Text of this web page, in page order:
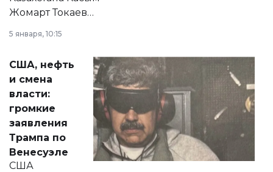
Жомарт Токаев
сразу несколько
актуальных тем —
от слухов о
политических
реформах до
вопросов армии,
экономики и
личного здоровья.
5 января, 10:15
США, нефть
и смена
власти:
громкие
заявления
Трампа по
Венесуэле
США